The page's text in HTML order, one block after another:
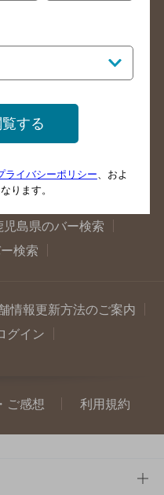
取県のバー検索
島県のバー検索
媛県のバー検索
賀県のバー検索
児島県のバー検索
検索
情報更新方法のご案内
グイン
ご感想 利用規約
する
ライバシーポリシー 、およ
ります。